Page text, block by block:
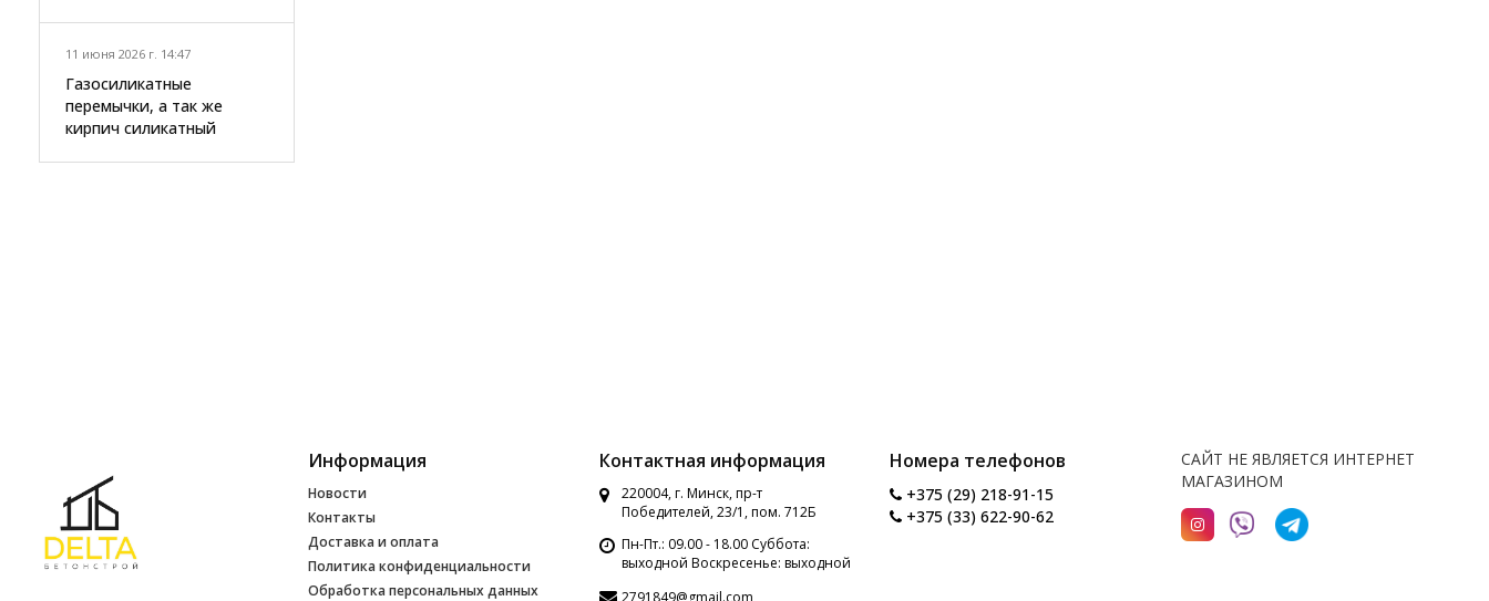
11 июня 2026 г. 14:47
Газосиликатные
перемычки, а так же
кирпич силикатный
Информация
Новости
Контакты
Доставка и оплата
Политика конфиденциальности
Обработка персональных данных
Контактная информация
220004, г. Минск, пр-т
Победителей, 23/1, пом. 712Б
Пн-Пт.: 09.00 - 18.00 Суббота:
выходной Воскресенье: выходной
2791849@gmail.com
Номера телефонов
+375 (29) 218-91-15
+375 (33) 622-90-62
САЙТ НЕ ЯВЛЯЕТСЯ ИНТЕРНЕТ
МАГАЗИНОМ